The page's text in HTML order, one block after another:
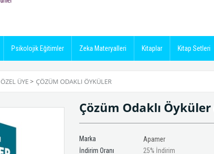
Psikolojik Eğitimler Zeka Materyalleri Kitaplar Kitap Setleri
ÖZEL ÜYE> ÇÖZÜM ODAKLI ÖYKÜLER
Çözüm Odaklı Öyküler
Marka
Apamer
İndirim Oranı
%
25 İndirim